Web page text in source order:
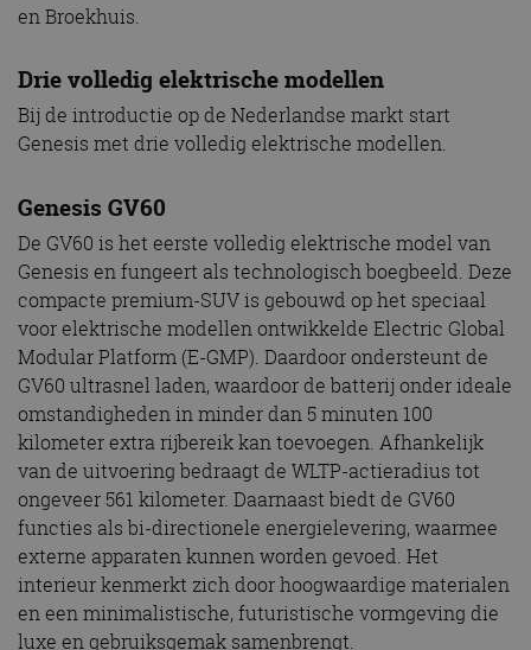
en Broekhuis.
Drie volledig elektrische modellen
Bij de introductie op de Nederlandse markt start
Genesis met drie volledig elektrische modellen.
Genesis GV60
De GV60 is het eerste volledig elektrische model van
Genesis en fungeert als technologisch boegbeeld. Deze
compacte premium-SUV is gebouwd op het speciaal
voor elektrische modellen ontwikkelde Electric Global
Modular Platform (E-GMP). Daardoor ondersteunt de
GV60 ultrasnel laden, waardoor de batterij onder ideale
omstandigheden in minder dan 5 minuten 100
kilometer extra rijbereik kan toevoegen. Afhankelijk
van de uitvoering bedraagt de WLTP-actieradius tot
ongeveer 561 kilometer. Daarnaast biedt de GV60
functies als bi-directionele energielevering, waarmee
externe apparaten kunnen worden gevoed. Het
interieur kenmerkt zich door hoogwaardige materialen
en een minimalistische, futuristische vormgeving die
luxe en gebruiksgemak samenbrengt.